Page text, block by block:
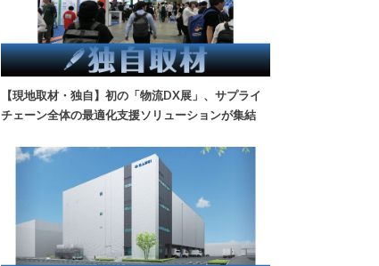
【現地取材・独自】初の「物流DX展」、サプライ
チェーン全体の最適化支援ソリューションが集結